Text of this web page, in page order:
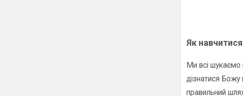
Як
Ми всі шукаємо
дізнатися Божу
правильний